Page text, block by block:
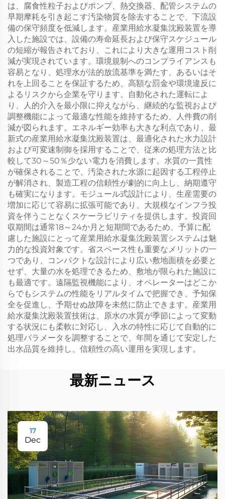
は、腐食性粒子およびポンプ、熱交換器、配管システムの
早期摩耗を引き起こす汚染物質を除去することで、下流設
備の保守頻度を低減します。産業用給水凝集沈殿装置を導
入した施設では、設備の寿命延長および保守スケジュール
の短縮が報告されており、これにより大きな運用コスト削
減が実現されています。環境規制へのコンプライアンスも
容易となり、処理水が法的放流基準を満たす、あるいはそ
れを上回ることを保証するため、高額な罰金や環境違反に
よるリスクから企業を守ります。自動化された運転によ
り、人的介入を最小限に抑えながら、継続的な監視および
調整機能によって最適な性能を維持するため、人件費の削
減が図られます。エネルギー効率も大きな利点であり、最
新式の産業用給水凝集沈殿装置は、最適化された水力設計
および可変速制御を採用することで、従来の処理方法と比
較して30～50％少ない電力を消費します。水質の一貫性
が確保されることで、汚染された水源に起因する工程停止
が解消され、製造工程の信頼性が劇的に向上し、納期遵守
も確実になります。モジュール式設計により、生産需要の
増加に応じて容易に拡張可能であり、大規模なインフラ投
資を伴うことなくスケーラビリティを提供します。投資回
収期間は通常18～24か月と短期間であるため、予算に配
慮した施設にとって産業用給水凝集沈殿装置システムは魅
力的な投資対象です。省スペース性も重要なメリットの一
つであり、コンパクトな設計により広い敷地面積を必要と
せず、大量の水を処理できるため、敷地が限られた施設に
も最適です。遠隔監視機能により、オペレーターはどこか
らでもシステムの性能をリアルタイムで把握でき、予知保
全を促進し、予期せぬ故障を未然に防止できます。産業用
給水凝集沈殿装置技術は、原水の水質が季節によって変動
する状況にも柔軟に対応し、入水の特性に応じて自動的に
処理パラメータを調整することで、年間を通じて安定した
出水品質を維持し、信頼性の高い運用を実現します。
最新ニュース
17
Dec